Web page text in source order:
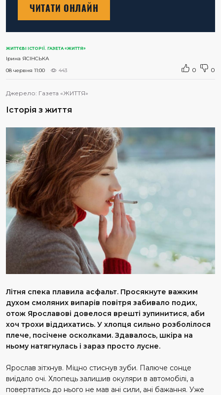
ЧИТАТИ ОНЛАЙН
ЖИТТЄВІ ІСТОРІЇ. ГАЗЕТА «ЖИТТЯ»
Ірина ЯСІНСЬКА
08 червня 11:00
443 0 0
Джерело: Газета «ЖИТТЯ»
Історія з життя
Літня спека плавила асфальт. Просякнуте важким
духом смоляних випарів повітря забивало подих,
отож Ярославові довелося врешті зупинитися, аби
хоч трохи віддихатись. У хлопця сильно розболілося
плече, посічене осколками. Здавалось, шкіра на
ньому натягнулась і зараз просто лусне.
Ярослав зітхнув. Міцно стиснув зуби. Палюче сонце
виїдало очі. Хлопець залишив окуляри в автомобілі, а
повертатись до нього не мав ані сили, ані бажання. Уже